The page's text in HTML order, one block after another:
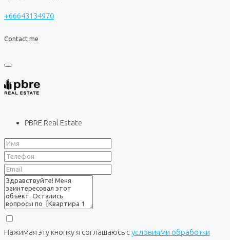
+66643134970
Contact me
PBRE Real Estate
Нажимая эту кнопку я соглашаюсь сусловиями обработки